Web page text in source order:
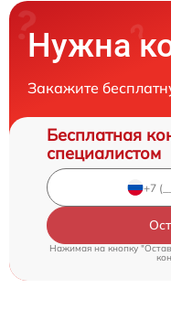
Нужна
Закажите
Бесплатная
специалистом
Нажимая на кнопку